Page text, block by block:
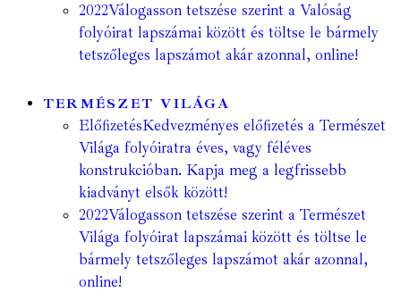
2022Válogasson tetszése szerint a Valóság
folyóirat lapszámai között és töltse le bármely
tetszőleges lapszámot akár azonnal, online!
TERMÉSZET VILÁGA
ElőfizetésKedvezményes előfizetés a Természet
Világa folyóiratra éves, vagy féléves
konstrukcióban. Kapja meg a legfrissebb
kiadványt elsők között!
2022Válogasson tetszése szerint a Természet
Világa folyóirat lapszámai között és töltse le
bármely tetszőleges lapszámot akár azonnal,
online!